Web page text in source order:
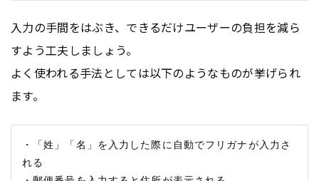
入力の手間をはぶき、できるだけユーザーの負担を減ら
すよう工夫しましょう。
よく使われる手法としては以下のようなものが挙げられ
ます。
・「姓」「名」を入力した際に自動でフリガナが入力さ
れる